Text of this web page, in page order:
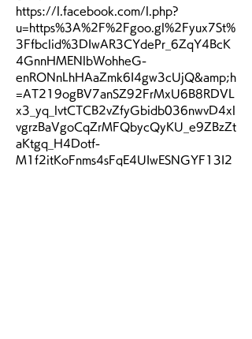
https://l.facebook.com/l.php?
u=https%3A%2F%2Fgoo.gl%2Fyux7St%
3Ffbclid%3DIwAR3CYdePr_6ZqY4BcK
4GnnHMENlbWohheG-
enRONnLhHAaZmk6I4gw3cUjQ&amp;h
=AT219ogBV7anSZ92FrMxU6B8RDVL
x3_yq_lvtCTCB2vZfyGbidb036nwvD4xl
vgrzBaVgoCqZrMFQbycQyKU_e9ZBzZt
aKtgq_H4Dotf-
M1f2itKoFnms4sFqE4UIwESNGYF13I2